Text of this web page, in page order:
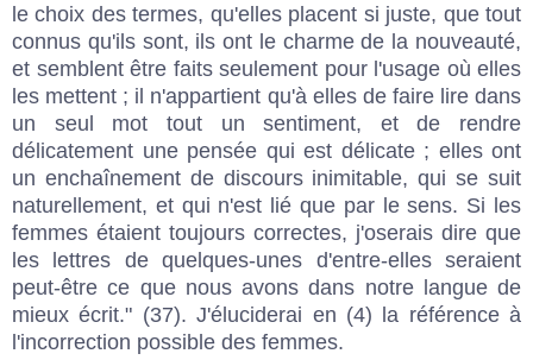
le choix des termes, qu'elles placent si juste, que tout
connus qu'ils sont, ils ont le charme de la nouveauté,
et semblent être faits seulement pour l'usage où elles
les mettent ; il n'appartient qu'à elles de faire lire dans
un seul mot tout un sentiment, et de rendre
délicatement une pensée qui est délicate ; elles ont
un enchaînement de discours inimitable, qui se suit
naturellement, et qui n'est lié que par le sens. Si les
femmes étaient toujours correctes, j'oserais dire que
les lettres de quelques-unes d'entre-elles seraient
peut-être ce que nous avons dans notre langue de
mieux écrit." (37). J'éluciderai en (4) la référence à
l'incorrection possible des femmes.